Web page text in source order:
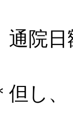
、
療